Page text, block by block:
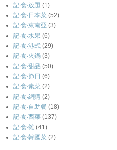
記‧食‧放題 (1)
記‧食‧日本菜 (52)
記‧食‧東南亞 (3)
記‧食‧水果 (6)
記‧食‧港式 (29)
記‧食‧火鍋 (3)
記‧食‧甜品 (50)
記‧食‧節日 (6)
記‧食‧素菜 (2)
記‧食‧網購 (2)
記‧食‧自助餐 (18)
記‧食‧西菜 (137)
記‧食‧雜 (41)
記‧食‧韓國菜 (2)